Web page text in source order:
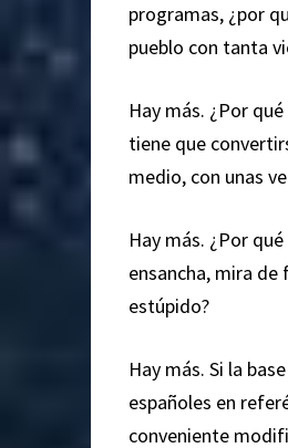
programas, ¿por
pueblo con tanta
Hay más. ¿Por
tiene que
medio, con unas
Hay más. ¿Por
ensancha, mira
estúpido?
Hay más. Si la
españoles en
conveniente